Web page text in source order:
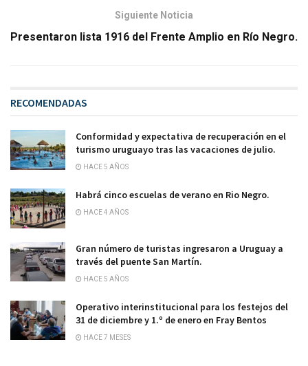
Siguiente Noticia
Presentaron lista 1916 del Frente Amplio en Río Negro.
RECOMENDADAS
Conformidad y expectativa de recuperación en el
turismo uruguayo tras las vacaciones de julio.
HACE 5 AÑOS
Habrá cinco escuelas de verano en Rio Negro.
HACE 4 AÑOS
Gran número de turistas ingresaron a Uruguay a
través del puente San Martín.
HACE 5 AÑOS
Operativo interinstitucional para los festejos del
31 de diciembre y 1.º de enero en Fray Bentos
HACE 7 MESES